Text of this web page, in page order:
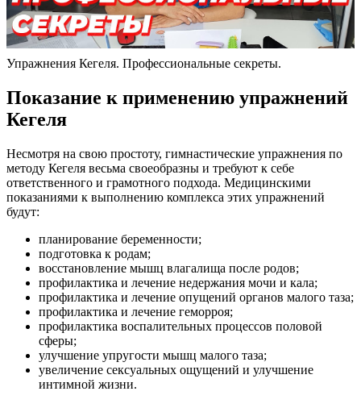
Упражнения Кегеля. Профессиональные секреты.
Показание к применению упражнений
Кегеля
Несмотря на свою простоту, гимнастические упражнения по
методу Кегеля весьма своеобразны и требуют к себе
ответственного и грамотного подхода. Медицинскими
показаниями к выполнению комплекса этих упражнений
будут:
планирование беременности;
подготовка к родам;
восстановление мышц влагалища после родов;
профилактика и лечение недержания мочи и кала;
профилактика и лечение опущений органов малого таза;
профилактика и лечение геморроя;
профилактика воспалительных процессов половой
сферы;
улучшение упругости мышц малого таза;
увеличение сексуальных ощущений и улучшение
интимной жизни.